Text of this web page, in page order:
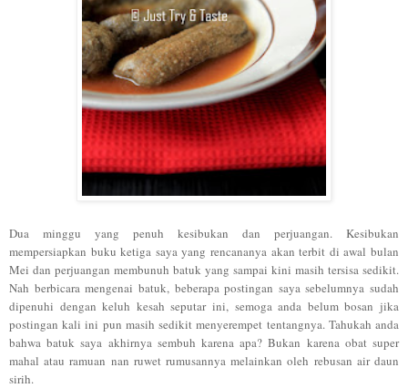
Dua minggu yang penuh kesibukan dan perjuangan. Kesibukan
mempersiapkan buku ketiga saya yang rencananya akan terbit di awal bulan
Mei dan perjuangan membunuh batuk yang sampai kini masih tersisa sedikit.
Nah berbicara mengenai batuk, beberapa postingan saya sebelumnya sudah
dipenuhi dengan keluh kesah seputar ini, semoga anda belum bosan jika
postingan kali ini pun masih sedikit menyerempet tentangnya. Tahukah anda
bahwa batuk saya akhirnya sembuh karena apa? Bukan karena obat super
mahal atau ramuan nan ruwet rumusannya melainkan oleh rebusan air daun
sirih.